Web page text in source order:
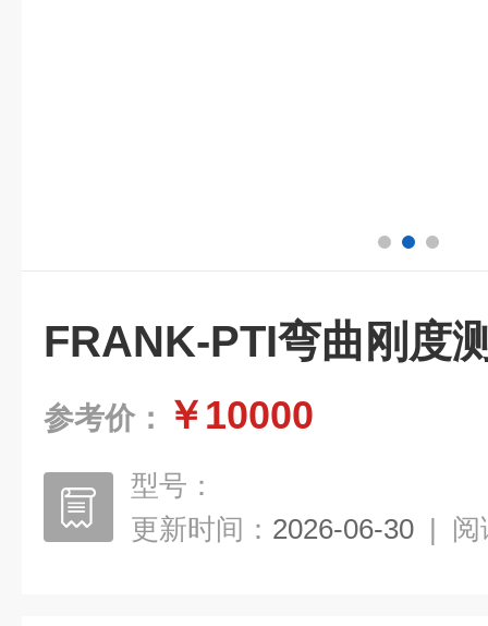
FRANK-PTI弯曲刚度
参考价： ￥10000
型号：
更新时间： 2026-06-30 | 阅